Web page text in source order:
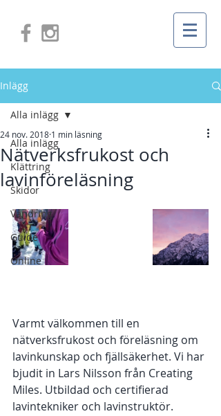
Inlägg
Alla inlägg
Klättring
Skidor
Vandring
Guide
Online
Alla inlägg
Nätverksfrukost och
lavinföreläsning
24 nov. 2018 1 min läsning
Varmt välkommen till en
nätverksfrukost och föreläsning om
lavinkunskap och fjällsäkerhet. Vi har
bjudit in Lars Nilsson från Creating
Miles. Utbildad och certifierad
lavintekniker och lavinstruktör.